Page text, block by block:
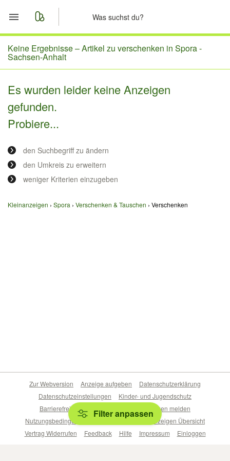
Start
Merkliste
Nachrichten
Anzeige aufgeben
Keine Ergebnisse –Artikel zu verschenken in Spora -
Sachsen-Anhalt
Es wurden leider keine Anzeigen
gefunden.
Probiere...
den Suchbegriff zu ändern
den Umkreis zu erweitern
weniger Kriterien einzugeben
Kleinanzeigen Spora Verschenken & Tauschen Verschenken
Filter anpassen
Zur Webversion Anzeige aufgeben
Datenschutzerklärung
Datenschutzeinstellungen
Kinder- und Jugendschutz
Barrierefreiheitserklärung
Sicherheitslücken melden
Nutzungsbedingungen
Beliebte Suchen
Anzeigen Übersicht
Vertrag Widerrufen
Feedback Hilfe Impressum Einloggen